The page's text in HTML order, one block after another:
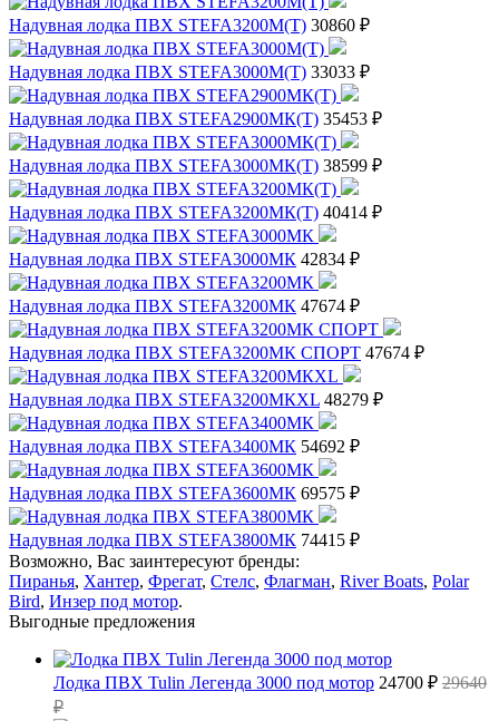
Надувная лодка ПВХ STEFA3200М(Т) 30860 ₽
Надувная лодка ПВХ STEFA3000М(Т) 33033 ₽
Надувная лодка ПВХ STEFA2900МК(Т) 35453 ₽
Надувная лодка ПВХ STEFA3000МК(Т) 38599 ₽
Надувная лодка ПВХ STEFA3200МК(Т) 40414 ₽
Надувная лодка ПВХ STEFA3000МК 42834 ₽
Надувная лодка ПВХ STEFA3200МК 47674 ₽
Надувная лодка ПВХ STEFA3200МК СПОРТ 47674 ₽
Надувная лодка ПВХ STEFA3200МКXL 48279 ₽
Надувная лодка ПВХ STEFA3400МК 54692 ₽
Надувная лодка ПВХ STEFA3600МК 69575 ₽
Надувная лодка ПВХ STEFA3800МК 74415 ₽
Возможно, Вас заинтересуют бренды:
Пиранья, Хантер, Фрегат, Стелс, Флагман, River Boats, Polar
Bird, Инзер под мотор.
Выгодные предложения
Лодка ПВХ Tulin Легенда 3000 под мотор 24700 ₽ 29640
₽